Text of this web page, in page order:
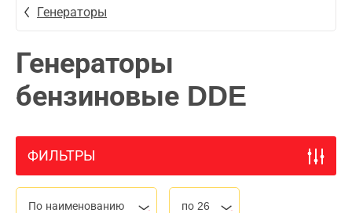
Генераторы
Генераторы
бензиновые DDE
ФИЛЬТРЫ
По наименованию по 26